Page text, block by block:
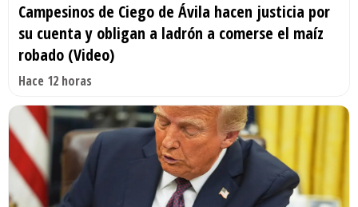
Campesinos de Ciego de Ávila hacen justicia por
su cuenta y obligan a ladrón a comerse el maíz
robado (Video)
Hace 12 horas